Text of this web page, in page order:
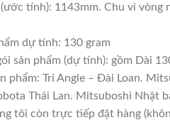
tính): 1143mm. Chu vi
dự tính: 130 gram
sản phẩm (dự tính): gồm Dài
phẩm: Tri Angle – Đài Loan.
Thái Lan. Mitsuboshi Nhật
tôi còn trực tiếp đặt hàng